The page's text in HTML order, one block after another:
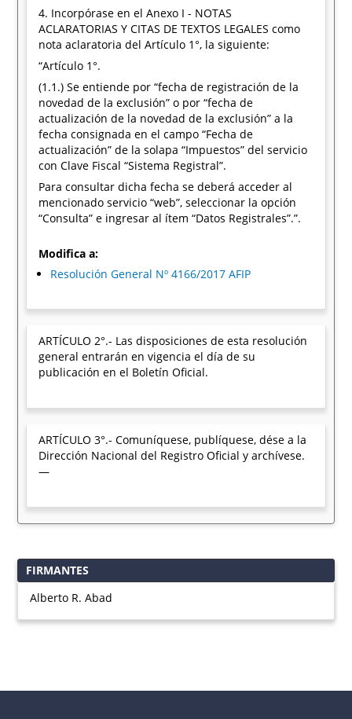
4. Incorpórase en el Anexo I - NOTAS
ACLARATORIAS Y CITAS DE TEXTOS LEGALES como
nota aclaratoria del Artículo 1°, la siguiente:
“Artículo 1°.
(1.1.) Se entiende por “fecha de registración de la
novedad de la exclusión” o por “fecha de
actualización de la novedad de la exclusión” a la
fecha consignada en el campo “Fecha de
actualización” de la solapa “Impuestos” del servicio
con Clave Fiscal “Sistema Registral”.
Para consultar dicha fecha se deberá acceder al
mencionado servicio “web”, seleccionar la opción
“Consulta” e ingresar al ítem “Datos Registrales”.”.
Modifica a:
Resolución General Nº 4166/2017 AFIP
ARTÍCULO 2°.- Las disposiciones de esta resolución
general entrarán en vigencia el día de su
publicación en el Boletín Oficial.
ARTÍCULO 3°.- Comuníquese, publíquese, dése a la
Dirección Nacional del Registro Oficial y archívese.
—
FIRMANTES
Alberto R. Abad